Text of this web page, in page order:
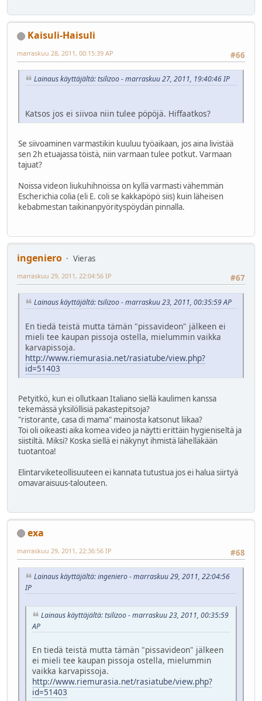
Kaisuli-Haisuli
#66
marraskuu 28, 2011, 00:15:39 AP
Lainaus käyttäjältä: tsilizoo - marraskuu 27, 2011, 19:40:46 IP
Katsos jos ei siivoa niin tulee pöpöjä. Hiffaatkos?
Se siivoaminen varmastikin kuuluu työaikaan, jos aina livistää
sen 2h etuajassa töistä, niin varmaan tulee potkut. Varmaan
tajuat?
Noissa videon liukuhihnoissa on kyllä varmasti vähemmän
Escherichia colia (eli E. coli se kakkapöpö siis) kuin läheisen
kebabmestan taikinanpyörityspöydän pinnalla.
ingeniero
Vieras
#67
marraskuu 29, 2011, 22:04:56 IP
Lainaus käyttäjältä: tsilizoo - marraskuu 23, 2011, 00:35:59 AP
En tiedä teistä mutta tämän "pissavideon" jälkeen ei
mieli tee kaupan pissoja ostella, mielummin vaikka
karvapissoja.
http://www.riemurasia.net/rasiatube/view.php?
id=51403
Petyitkö, kun ei ollutkaan Italiano siellä kaulimen kanssa
tekemässä yksilöllisiä pakastepitsoja?
"ristorante, casa di mama" mainosta katsonut liikaa?
Toi oli oikeasti aika komea video ja näytti erittäin hygieniseltä ja
siistiltä. Miksi? Koska siellä ei näkynyt ihmistä lähelläkään
tuotantoa!
Elintarviketeollisuuteen ei kannata tutustua jos ei halua siirtyä
omavaraisuus-talouteen.
exa
#68
marraskuu 29, 2011, 22:36:56 IP
Lainaus käyttäjältä: ingeniero - marraskuu 29, 2011, 22:04:56
IP
Lainaus käyttäjältä: tsilizoo - marraskuu 23, 2011, 00:35:59
AP
En tiedä teistä mutta tämän "pissavideon" jälkeen
ei mieli tee kaupan pissoja ostella, mielummin
vaikka karvapissoja.
http://www.riemurasia.net/rasiatube/view.php?
id=51403